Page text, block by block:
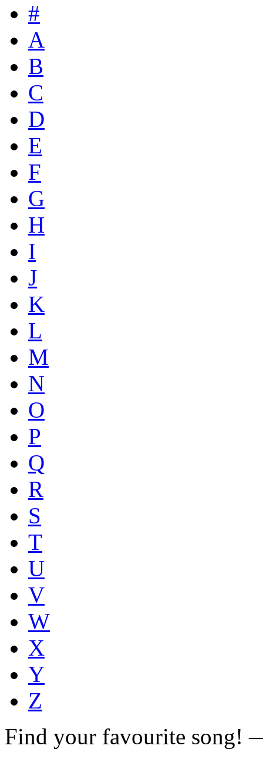
#
A
B
C
D
E
F
G
H
I
J
K
L
M
N
O
P
Q
R
S
T
U
V
W
X
Y
Z
Find your favourite song!